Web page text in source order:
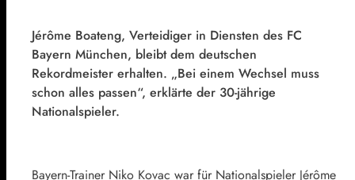
Jérôme Boateng, Verteidiger in Diensten des FC
Bayern München, bleibt dem deutschen
Rekordmeister erhalten. „Bei einem Wechsel muss
schon alles passen“, erklärte der 30-jährige
Nationalspieler.
Bayern-Trainer Niko Kovac war für Nationalspieler Jérôme